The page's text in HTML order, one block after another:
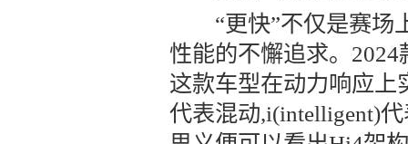
“更快”不仅是赛场
性能的不懈追求。
这款车型在动力响应
代表混动,i(intelligent)